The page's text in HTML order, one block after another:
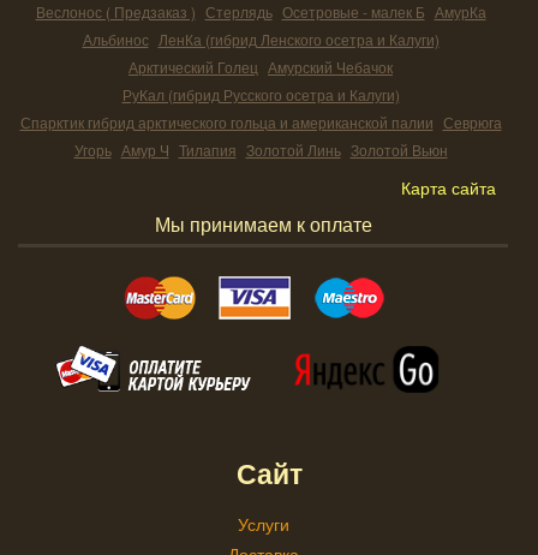
Веслонос ( Предзаказ ) Стерлядь Осетровые - малек Б АмурКа
Альбинос ЛенКа (гибрид Ленского осетра и Калуги)
Арктический Голец Амурский Чебачок
РуКал (гибрид Русского осетра и Калуги)
Спарктик гибрид арктического гольца и американской палии Севрюга
Угорь Амур Ч Тилапия Золотой Линь Золотой Вьюн
Карта сайта
Мы принимаем к оплате
Сайт
Услуги